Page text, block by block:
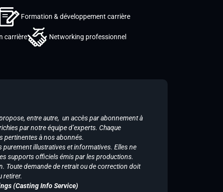
Formation & développement carrière
carrière Networking professionnel
entre autre, un accès par abonnement à
par notre équipe d’experts. Chaque
pertinentes à nos abonnés.
purement illustratives et informatives. Elles ne
supports officiels émis par les productions.
Toute demande de retrait ou de correction doit
retirer.
(Casting Info Service)